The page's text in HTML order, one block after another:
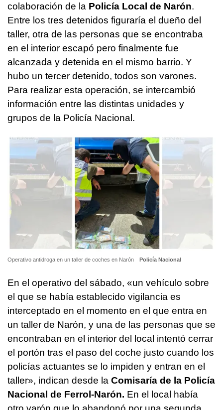
colaboración de la Policía Local de Narón.
Entre los tres detenidos figuraría el dueño del
taller, otra de las personas que se encontraba
en el interior escapó pero finalmente fue
alcanzada y detenida en el mismo barrio. Y
hubo un tercer detenido, todos son varones.
Para realizar esta operación, se intercambió
información entre las distintas unidades y
grupos de la Policía Nacional.
Operativo antidroga en un taller de coches en Narón Policía Nacional
En el operativo del sábado, «un vehículo sobre
el que se había establecido vigilancia es
interceptado en el momento en el que entra en
un taller de Narón, y una de las personas que se
encontraban en el interior del local intentó cerrar
el portón tras el paso del coche justo cuando los
policías actuantes se lo impiden y entran en el
taller», indican desde la Comisaría de la Policía
Nacional de Ferrol-Narón. En el local había